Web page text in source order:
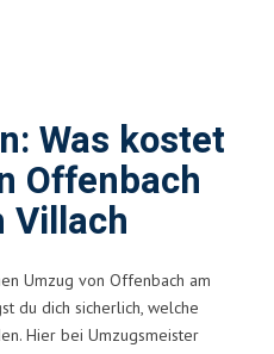
Was kostet
Offenbach
Villach
Umzug von Offenbach am
du dich sicherlich, welche
Hier bei Umzugsmeister